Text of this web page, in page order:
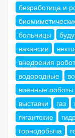
безработица и
больницы
вакансии
внедрения
водородные
военные роботы
выставки
газ
гигантские
горнодобыча